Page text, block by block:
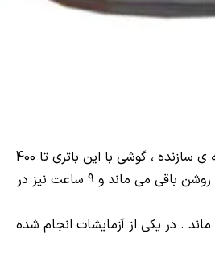
سازنده ، گوشی با این باتری تا 400
ساعت در حالت استندبای روشن باقی می ماند و 9 ساعت نیز در
. در یکی از آزمایشات انجام شده